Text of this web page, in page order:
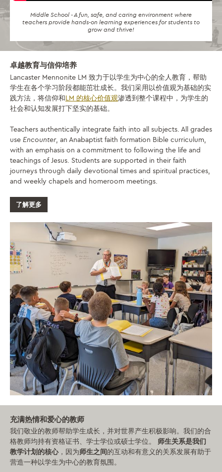
Middle School - A fun, safe, and caring environment where
teachers provide hands-on learning experiences for students to
grow and thrive!
卓越教育与信仰培养
Lancaster Mennonite LM 致力于以学生为中心的全人教育，帮助
学生在各个学习阶段都能茁壮成长。我们采用以价值观为基础的实
践方法，将信仰和LM 的核心价值观渗透到整个课程中，为学生的
社会和认知发展打下坚实的基础。
Teachers authentically integrate faith into all subjects. All grades
use Encounter, an Anabaptist faith formation Bible curriculum,
with an emphasis on a commitment to following the life and
teachings of Jesus. Students are supported in their faith
journeys through daily devotional times and spiritual practices,
and weekly chapels and homeroom meetings.
了解更多
充满热情和爱心的教师
我们敬业的教师帮助学生成长，并对世界产生积极影响。我们的合
格教师均持有资格证书、学士学位或硕士学位。 师生关系是我们
教学计划的核心，因为师生之间的互动和有意义的关系发展有助于
营造一种以学生为中心的教育氛围。